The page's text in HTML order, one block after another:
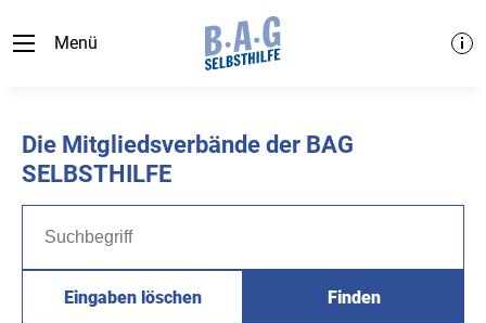
Menü
Die Mitgliedsverbände der BAG
SELBSTHILFE
Eingaben löschen Finden